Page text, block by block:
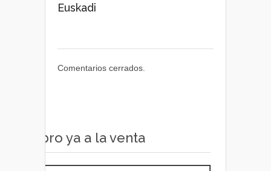
Euskadi
Comentarios cerrados.
Libro ya a la venta